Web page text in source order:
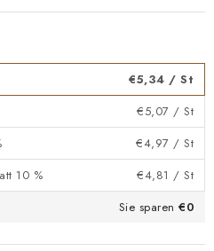
€5,34 / St
€5,07 / St
€4,97 / St
10 %
€4,81 / St
Sie sparen €0